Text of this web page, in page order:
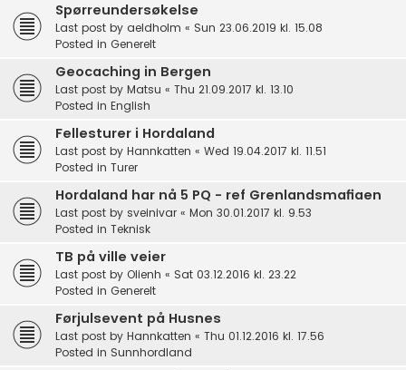
Spørreundersøkelse
Last post by aeldholm « Sun 23.06.2019 kl. 15.08
Posted in Generelt
Geocaching in Bergen
Last post by Matsu « Thu 21.09.2017 kl. 13.10
Posted in English
Fellesturer i Hordaland
Last post by Hannkatten « Wed 19.04.2017 kl. 11.51
Posted in Turer
Hordaland har nå 5 PQ - ref Grenlandsmafiaen
Last post by sveinivar « Mon 30.01.2017 kl. 9.53
Posted in Teknisk
TB på ville veier
Last post by Olienh « Sat 03.12.2016 kl. 23.22
Posted in Generelt
Førjulsevent på Husnes
Last post by Hannkatten « Thu 01.12.2016 kl. 17.56
Posted in Sunnhordland